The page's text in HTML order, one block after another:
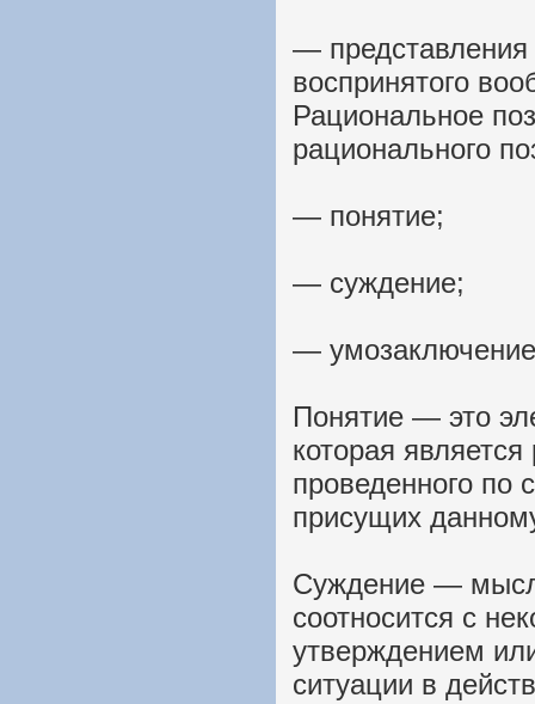
— представления
воспринятого
Рациональное
рационального
— понятие;
— суждение;
—
Понятие — это
которая
проведенного по
присущих
Суждение —
соотносится с
утверждением
ситуации в